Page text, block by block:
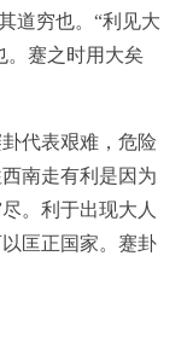
道穷也。“利见大
。蹇之时用大矣
代表艰难，危险
南走有利是因为
。利于出现大人
匡正国家。蹇卦